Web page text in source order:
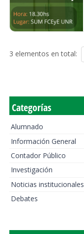
3 elementos en total:
Categorías
Alumnado
Información General
Contador Público
Investigación
Noticias institucionales
Debates